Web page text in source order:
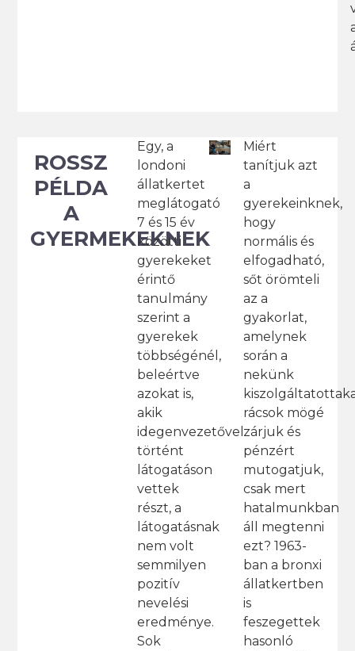
ROSSZ
PÉLDA
A
GYERMEKEKNEK
Egy, a
londoni
állatkertet
meglátogató
7 és 15 év
közötti
gyerekeket
érintő
tanulmány
szerint a
gyerekek
többségénél,
beleértve
azokat is,
akik
idegenvezetővel
történt
látogatáson
vettek
részt, a
látogatásnak
nem volt
semmilyen
pozitív
nevelési
eredménye.
Sok
Miért
tanítjuk azt
a
gyerekeinknek,
hogy
normális és
elfogadható,
sőt örömteli
az a
gyakorlat,
amelynek
során a
nekünk
rácsok mögé
zárjuk és
pénzért
mutogatjuk,
csak mert
hatalmunkban
áll megtenni
ezt? 1963-
ban a bronxi
állatkertben
is
feszegettek
hasonló